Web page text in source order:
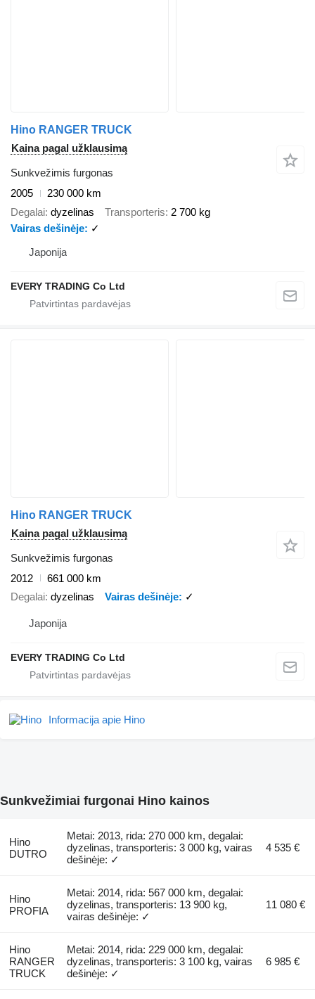
Hino RANGER TRUCK
Kaina pagal užklausimą
Sunkvežimis furgonas
2005
230 000 km
Degalai dyzelinas Transporteris 2 700 kg
Vairas dešinėje
✓
Japonija
EVERY TRADING Co Ltd
Hino RANGER TRUCK
Kaina pagal užklausimą
Sunkvežimis furgonas
2012
661 000 km
Degalai dyzelinas Vairas dešinėje ✓
Japonija
EVERY TRADING Co Ltd
Informacija apie Hino
Sunkvežimiai furgonai Hino kainos
Hino
DUTRO
Metai: 2013, rida: 270 000 km, degalai:
dyzelinas, transporteris: 3 000 kg, vairas
dešinėje: ✓
4 535 €
Hino
PROFIA
Metai: 2014, rida: 567 000 km, degalai:
dyzelinas, transporteris: 13 900 kg,
vairas dešinėje: ✓
11 080 €
Hino
RANGER
TRUCK
Metai: 2014, rida: 229 000 km, degalai:
dyzelinas, transporteris: 3 100 kg, vairas
dešinėje: ✓
6 985 €